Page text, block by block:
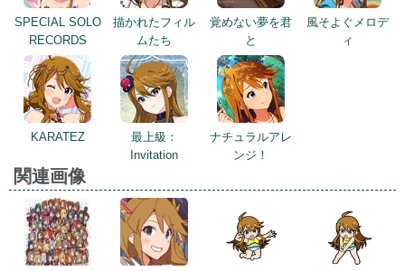
SPECIAL SOLO
RECORDS
描かれたフィル
ムたち
覚めない夢を君
と
風そよぐメロデ
ィ
KARATEZ
最上級：
Invitation
ナチュラルアレ
ンジ！
関連画像